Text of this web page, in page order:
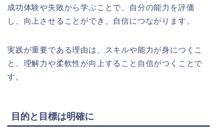
成功体験や失敗から学ぶことで、自分の能力を評価
し、向上させることができ、自信につながります。
実践が重要である理由は、スキルや能力が身につくこ
と、理解力や柔軟性が向上すること自信がつくことで
す。
目的と目標は明確に